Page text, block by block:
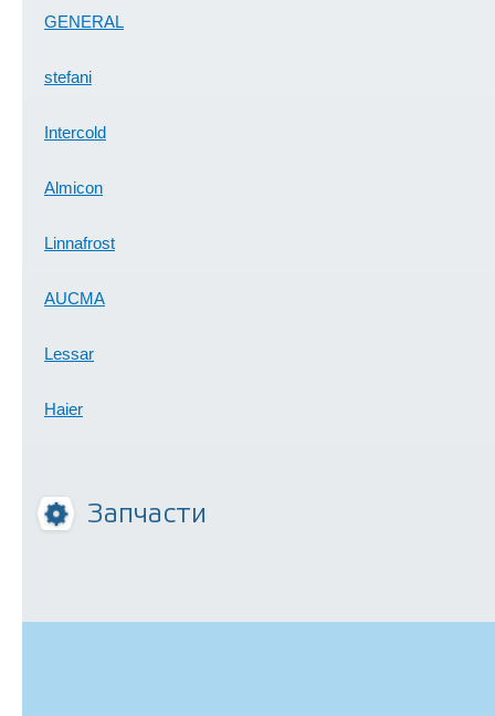
GENERAL
stefani
Intercold
Almicon
Linnafrost
AUCMA
Lessar
Haier
Запчасти